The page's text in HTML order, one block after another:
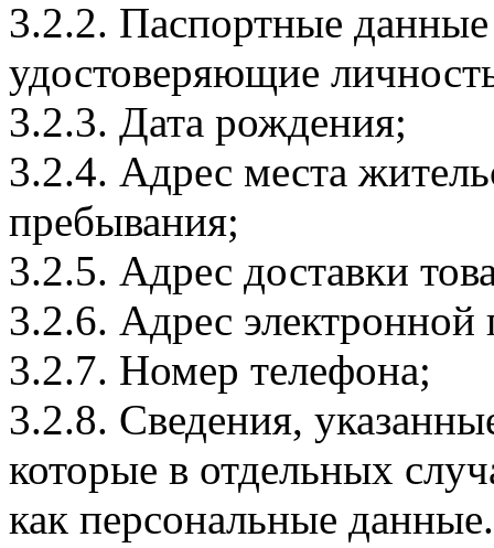
3.2.2. Паспортные
удостоверяющие
3.2.3. Дата рождения;
3.2.4. Адрес места
пребывания;
3.2.5. Адрес доставки
3.2.6. Адрес электронной
3.2.7. Номер телефона;
3.2.8. Сведения,
которые в отдельных
как персональные данные.